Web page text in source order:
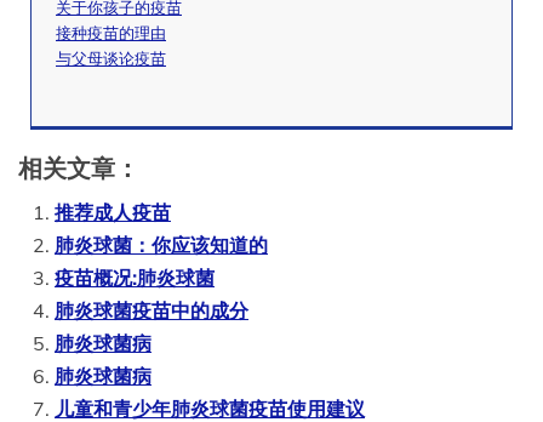
关于你孩子的疫苗
接种疫苗的理由
与父母谈论疫苗
相关文章：
推荐成人疫苗
肺炎球菌：你应该知道的
疫苗概况:肺炎球菌
肺炎球菌疫苗中的成分
肺炎球菌病
肺炎球菌病
儿童和青少年肺炎球菌疫苗使用建议